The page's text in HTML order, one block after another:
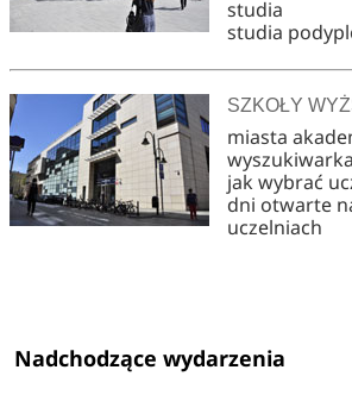
studia
studia
SZKOŁY
miasta
jak wybrać
dni otwarte
uczelniach
Nadchodzące wydarzenia